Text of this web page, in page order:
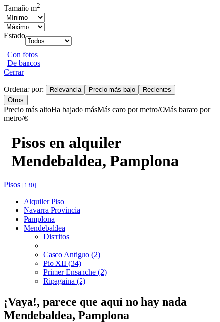
Tamaño m2
Estado
Con fotos
De bancos
Cerrar
Ordenar por: Relevancia Precio más bajo
Recientes
Otros
Precio más altoHa bajado másMás caro por metro/€Más barato por
metro/€
Pisos en alquiler
Mendebaldea, Pamplona
Pisos [130]
Alquiler Piso
Navarra Provincia
Pamplona
Mendebaldea
Distritos
Casco Antiguo (2)
Pio XII (34)
Primer Ensanche (2)
Ripagaina (2)
¡Vaya!, parece que aquí no hay nada
Mendebaldea, Pamplona